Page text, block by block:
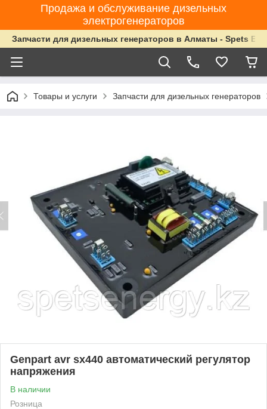
Продажа и обслуживание дизельных
электрогенераторов
Запчасти для дизельных генераторов в Алматы - Spets
Товары и услуги Запчасти для дизельных генераторов
Genpart avr sx440 автоматический регулятор
напряжения
В наличии
Розница